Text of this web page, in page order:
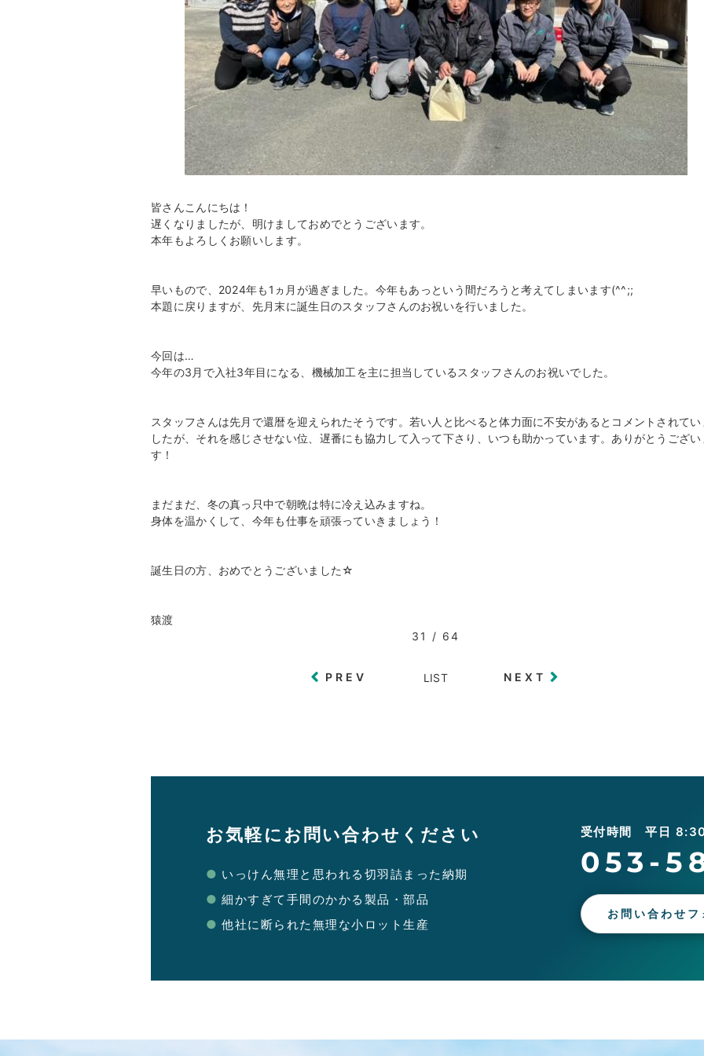
皆さんこんにちは！
遅くなりましたが、明けましておめでとうございます。
本年もよろしくお願いします。
早いもので、2024年も1ヵ月が過ぎました。今年もあっという間だろうと考えてしまいます(^^;;
本題に戻りますが、先月末に誕生日のスタッフさんのお祝いを行いました。
今回は…
今年の3月で入社3年目になる、機械加工を主に担当しているスタッフさんのお祝いでした。
スタッフさんは先月で還暦を迎えられたそうです。若い人と比べると体力面に不安があるとコメントされてい
したが、それを感じさせない位、遅番にも協力して入って下さり、いつも助かっています。ありがとうござい
す！
まだまだ、冬の真っ只中で朝晩は特に冷え込みますね。
身体を温かくして、今年も仕事を頑張っていきましょう！
誕生日の方、おめでとうございました☆
猿渡
31 / 64
PREV LIST NEXT
お気軽にお問い合わせください
いっけん無理と思われる切羽詰まった納期
細かすぎて手間のかかる製品・部品
他社に断られた無理な小ロット生産
受付時間 平日
053-
お問い合わせ